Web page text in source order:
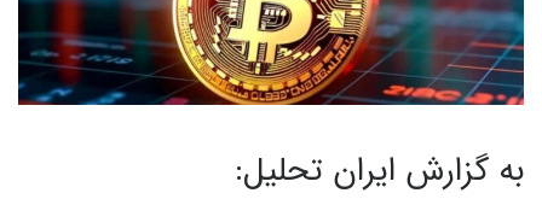
به گزارش ایران تحلیل: